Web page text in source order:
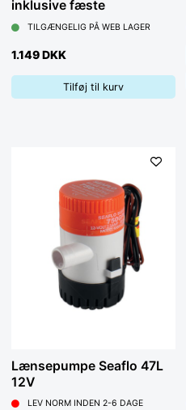
inklusive fæste
TILGÆNGELIG PÅ WEB LAGER
1.149 DKK
Tilføj til kurv
Lænsepumpe Seaflo 47L
12V
LEV NORM INDEN 2-6 DAGE